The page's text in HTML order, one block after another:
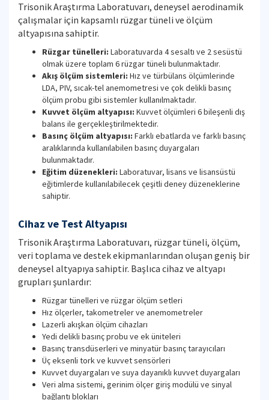
Trisonik Araştırma Laboratuvarı, deneysel aerodinamik
çalışmalar için kapsamlı rüzgar tüneli ve ölçüm
altyapısına sahiptir.
Rüzgar tünelleri: Laboratuvarda 4 sesaltı ve 2 sesüstü
olmak üzere toplam 6 rüzgar tüneli bulunmaktadır.
Akış ölçüm sistemleri: Hız ve türbülans ölçümlerinde
LDA, PIV, sıcak-tel anemometresi ve çok delikli basınç
ölçüm probu gibi sistemler kullanılmaktadır.
Kuvvet ölçüm altyapısı: Kuvvet ölçümleri 6 bileşenli dış
balans ile gerçekleştirilmektedir.
Basınç ölçüm altyapısı: Farklı ebatlarda ve farklı basınç
aralıklarında kullanılabilen basınç duyargaları
bulunmaktadır.
Eğitim düzenekleri: Laboratuvar, lisans ve lisansüstü
eğitimlerde kullanılabilecek çeşitli deney düzeneklerine
sahiptir.
Cihaz ve Test Altyapısı
Trisonik Araştırma Laboratuvarı, rüzgar tüneli, ölçüm,
veri toplama ve destek ekipmanlarından oluşan geniş bir
deneysel altyapıya sahiptir. Başlıca cihaz ve altyapı
grupları şunlardır:
Rüzgar tünelleri ve rüzgar ölçüm setleri
Hız ölçerler, takometreler ve anemometreler
Lazerli akışkan ölçüm cihazları
Yedi delikli basınç probu ve ek üniteleri
Basınç transdüserleri ve minyatür basınç tarayıcıları
Üç eksenli tork ve kuvvet sensörleri
Kuvvet duyargaları ve suya dayanıklı kuvvet duyargaları
Veri alma sistemi, gerinim ölçer giriş modülü ve sinyal
bağlantı blokları